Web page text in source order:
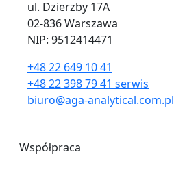
ul. Dzierzby 17A
02-836 Warszawa
NIP: 9512414471
+48 22 649 10 41
+48 22 398 79 41 serwis
biuro@aga-analytical.com.pl
Współpraca